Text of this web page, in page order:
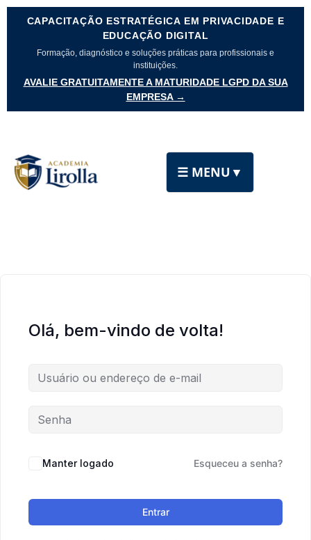
CAPACITAÇÃO ESTRATÉGICA EM PRIVACIDADE E
EDUCAÇÃO DIGITAL
Formação, diagnóstico e soluções práticas para profissionais e
instituições.
AVALIE GRATUITAMENTE A MATURIDADE LGPD DA SUA
EMPRESA →
☰ MENU ▼
Olá, bem-vindo de volta!
Manter logado Esqueceu a senha?
Entrar